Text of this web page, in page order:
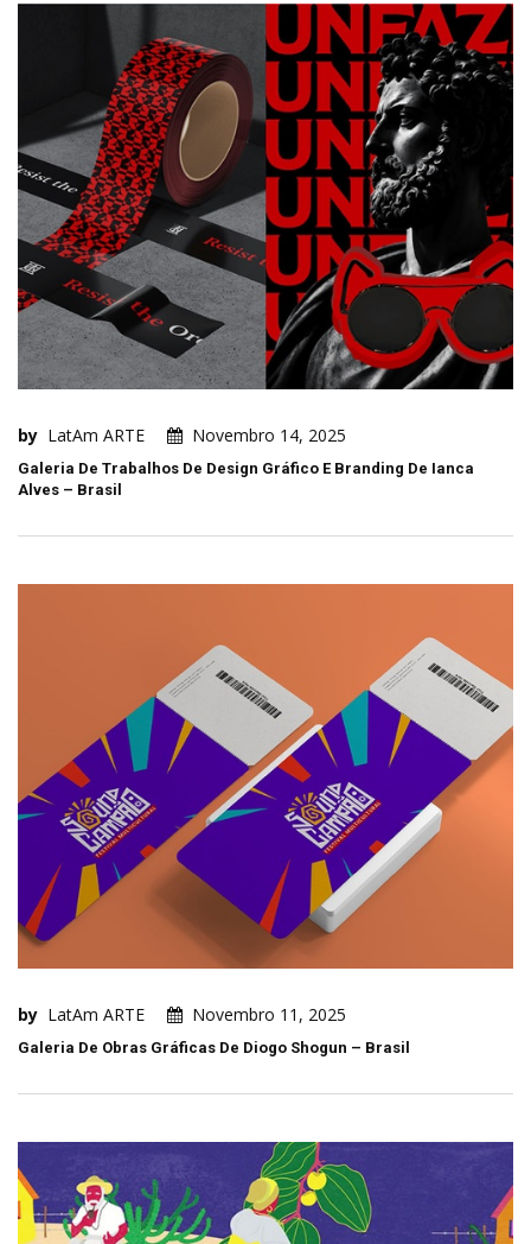
by LatAm ARTE Novembro 14, 2025
Galeria De Trabalhos De Design Gráfico E Branding De Ianca
Alves – Brasil
by LatAm ARTE Novembro 11, 2025
Galeria De Obras Gráficas De Diogo Shogun – Brasil